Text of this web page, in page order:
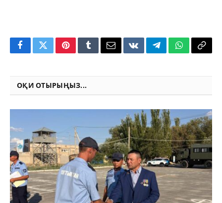
FacebookTwitterPinterestTumblrEmailVKontakteTelegramWhatsApp
Copy
ОҚИ ОТЫРЫҢЫЗ...